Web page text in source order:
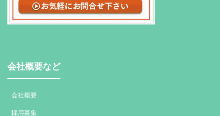
会社概要など
会社概要
採用募集